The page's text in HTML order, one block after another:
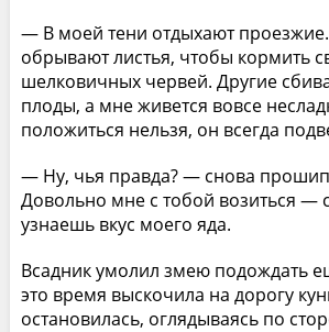
— В моей тени отдыхают
обрывают листья, чтобы кормить
шелковичных червей. Другие
плоды, а мне живется вовсе
положиться нельзя, он всегда
— Ну, чья правда? — снова
Довольно мне с тобой возиться —
узнаешь вкус моего яда.
Всадник умолил змею подождать
это время выскочила на дорогу
остановилась, оглядываясь по